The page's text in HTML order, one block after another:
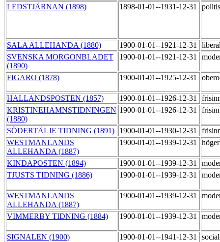
LEDSTJÄRNAN (1898)
1898-01-01--1931-12-31
SALA ALLEHANDA (1880) 1900-01-01--1921-12-31
SVENSKA MORGONBLADET
(1890)
1900-01-01--1921-12-31
FIGARO (1878) 1900-01-01--1925-12-31
HALLANDSPOSTEN (1857) 1900-01-01--1926-12-31
KRISTINEHAMNSTIDNINGEN
(1880)
1900-01-01--1926-12-31
SÖDERTÄLJE TIDNING (1891) 1900-01-01--1930-12-31
WESTMANLANDS
ALLEHANDA (1887)
1900-01-01--1939-12-31
KINDAPOSTEN (1894) 1900-01-01--1939-12-31
TJUSTS TIDNING (1886)
1900-01-01--1939-12-31
WESTMANLANDS
ALLEHANDA (1887)
1900-01-01--1939-12-31
VIMMERBY TIDNING (1884) 1900-01-01--1939-12-31
SIGNALEN (1900) 1900-01-01--1941-12-31